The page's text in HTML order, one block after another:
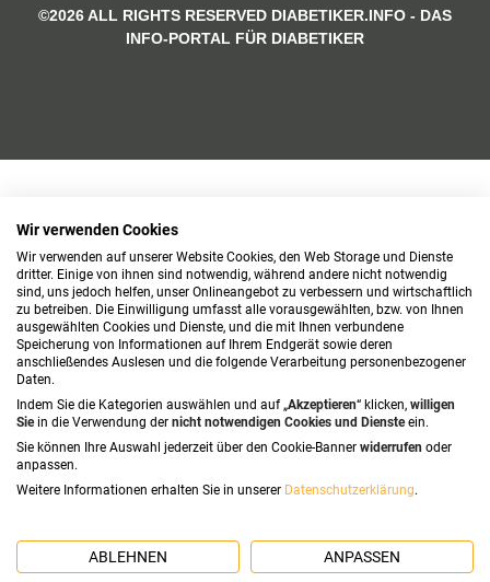
©2026 ALL RIGHTS RESERVED DIABETIKER.INFO - DAS
INFO-PORTAL FÜR DIABETIKER
Wir verwenden Cookies
Wir verwenden auf unserer Website Cookies, den Web Storage und Dienste
dritter. Einige von ihnen sind notwendig, während andere nicht notwendig
sind, uns jedoch helfen, unser Onlineangebot zu verbessern und wirtschaftlich
zu betreiben. Die Einwilligung umfasst alle vorausgewählten, bzw. von Ihnen
ausgewählten Cookies und Dienste, und die mit Ihnen verbundene
Speicherung von Informationen auf Ihrem Endgerät sowie deren
anschließendes Auslesen und die folgende Verarbeitung personenbezogener
Daten.
Indem Sie die Kategorien auswählen und auf „Akzeptieren“ klicken, willigen
Sie in die Verwendung der nicht notwendigen Cookies und Diensteein.
Sie können Ihre Auswahl jederzeit über den Cookie-Banner widerrufen oder
anpassen.
Weitere Informationen erhalten Sie in unserer Datenschutzerklärung.
ABLEHNEN ANPASSEN